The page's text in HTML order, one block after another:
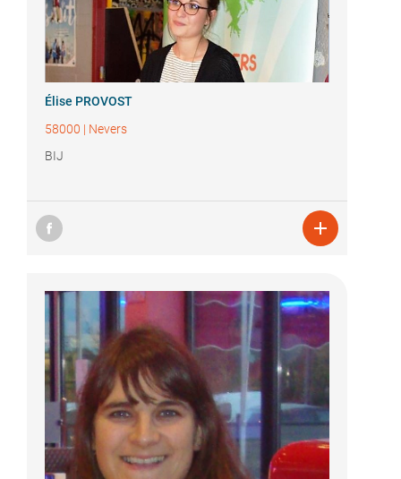
Élise PROVOST
58000 | Nevers
BIJ
